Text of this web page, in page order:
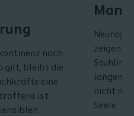
noch
gilt, bleibt die
eine
ist
zeigen
langen
nicht nur
Seele.